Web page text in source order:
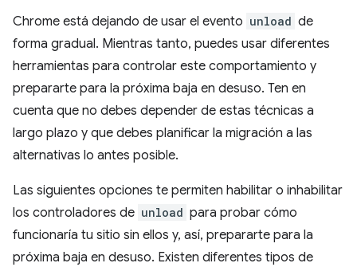
Chrome está dejando de usar el evento unload de
forma gradual. Mientras tanto, puedes usar diferentes
herramientas para controlar este comportamiento y
prepararte para la próxima baja en desuso. Ten en
cuenta que no debes depender de estas técnicas a
largo plazo y que debes planificar la migración a las
alternativas lo antes posible.
Las siguientes opciones te permiten habilitar o inhabilitar
los controladores de unload para probar cómo
funcionaría tu sitio sin ellos y, así, prepararte para la
próxima baja en desuso. Existen diferentes tipos de